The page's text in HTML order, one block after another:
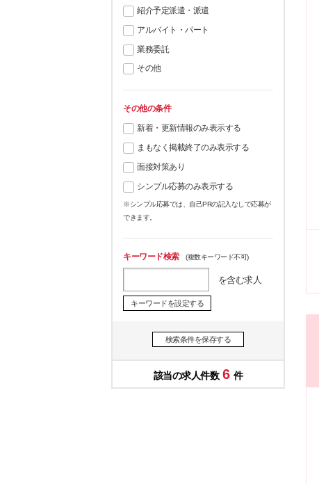
紹介予定派遣・派遣
アルバイト・パート
業務委託
その他
その他の条件
新着・更新情報のみ表示する
まもなく掲載終了のみ表示する
面接対策あり
シンプル応募のみ表示する
※シンプル応募では、自己PRの記入なしで応募が
できます。
キーワード検索(複数キーワード不可)
を含む求人
キーワードを設定する
検索条件を保存する
6